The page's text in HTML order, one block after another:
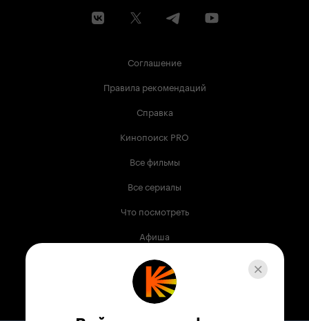
Соглашение
Правила рекомендаций
Справка
Кинопоиск PRO
Все фильмы
Все сериалы
Что посмотреть
Афиша
Музыка
Телепрограмма